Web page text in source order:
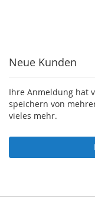
Neue Kunden
Ihre Anmeldung hat
speichern von
vieles mehr.